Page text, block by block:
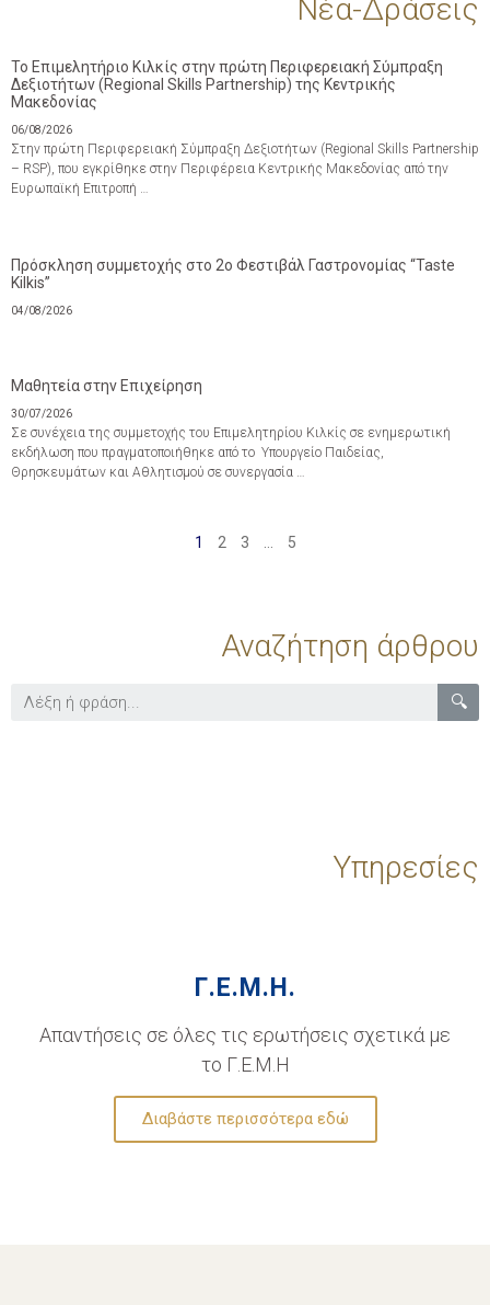
Νέα-Δράσεις
Το Επιμελητήριο Κιλκίς στην πρώτη Περιφερειακή Σύμπραξη
Δεξιοτήτων (Regional Skills Partnership) της Κεντρικής
Μακεδονίας
06/08/2026
Στην πρώτη Περιφερειακή Σύμπραξη Δεξιοτήτων (Regional Skills Partnership
– RSP), που εγκρίθηκε στην Περιφέρεια Κεντρικής Μακεδονίας από την
Ευρωπαϊκή Επιτροπή …
Πρόσκληση συμμετοχής στο 2ο Φεστιβάλ Γαστρονομίας “Taste
Kilkis”
04/08/2026
Μαθητεία στην Επιχείρηση
30/07/2026
Σε συνέχεια της συμμετοχής του Επιμελητηρίου Κιλκίς σε ενημερωτική
εκδήλωση που πραγματοποιήθηκε από το Υπουργείο Παιδείας,
Θρησκευμάτων και Αθλητισμού σε συνεργασία …
1 2 3 5
Αναζήτηση άρθρου
🔍
Υπηρεσίες
Γ.Ε.Μ.Η.
Απαντήσεις σε όλες τις ερωτήσεις σχετικά με
το Γ.Ε.Μ.Η
Διαβάστε περισσότερα εδώ